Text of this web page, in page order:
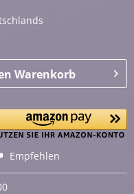
Warenkorb
Empfehlen